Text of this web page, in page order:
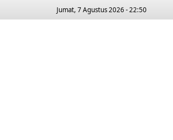
Jumat, 7 Agustus 2026 - 22:50